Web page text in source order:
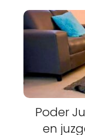
Poder
en